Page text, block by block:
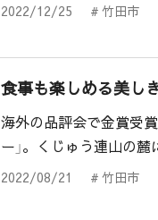
2022/12/25 # 竹田市
食事も楽しめる美し
海外の品評会で金賞受
ー」。くじゅう連山の
2022/08/21 # 竹田市